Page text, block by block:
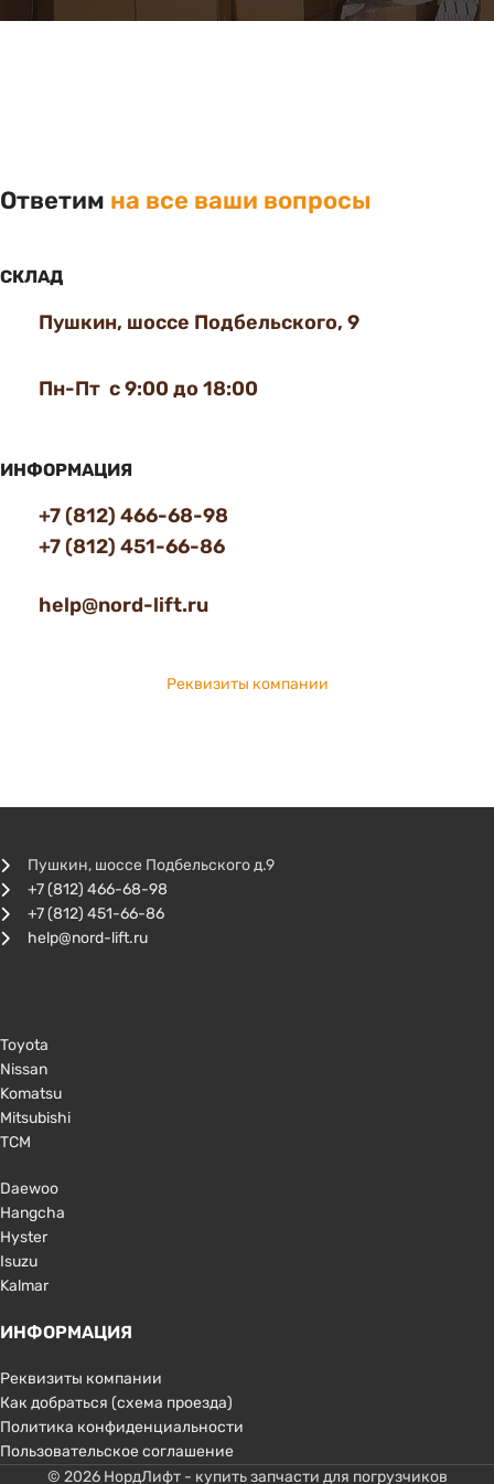
Ответим на все ваши вопросы
СКЛАД
Пушкин, шоссе Подбельского, 9
Пн-Пт с 9:00 до 18:00
ИНФОРМАЦИЯ
+7 (812) 466-68-98
+7 (812) 451-66-86
help@nord-lift.ru
Реквизиты компании
Пушкин, шоссе Подбельского д.9
+7 (812) 466-68-98
+7 (812) 451-66-86
help@nord-lift.ru
Toyota
Nissan
Komatsu
Mitsubishi
TCM
Daewoo
Hangcha
Hyster
Isuzu
Kalmar
ИНФОРМАЦИЯ
Реквизиты компании
Как добраться (схема проезда)
Политика конфиденциальности
Пользовательское соглашение
© 2026 НордЛифт - купить запчасти для погрузчиков